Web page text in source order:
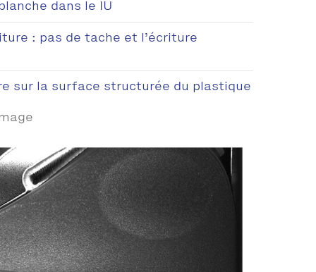
dans le IU
: pas de tache et l’écriture
sur la surface structurée du plastique